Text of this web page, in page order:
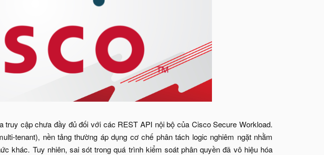
cập chưa đầy đủ đối với các REST API nội bộ của Cisco Secure Workload.
tenant), nền tảng thường áp dụng cơ chế phân tách logic nghiêm ngặt nhằm
khác. Tuy nhiên, sai sót trong quá trình kiểm soát phân quyền đã vô hiệu hóa